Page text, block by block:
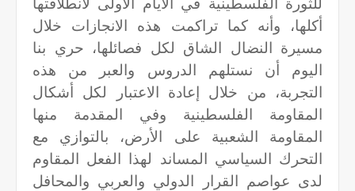
للثورة الفلسطينية في الأيام الأولى لانطلاقتها
أكلها، وأنه كما تراكمت هذه الانجازات خلال
مسيرة النضال الشاق لكل فصائلها، حري بنا
اليوم أن نستلهم الدروس والعبر من هذه
التجربة، من خلال إعادة الاعتبار لكل أشكال
المقاومة الفلسطينية وفي المقدمة منها
المقاومة الشعبية على الأرض، بالتوازي مع
التحرك السياسي المساند لهذا الفعل المقاوم
لدى عواصم القرار الدولي والعربي والمحافل